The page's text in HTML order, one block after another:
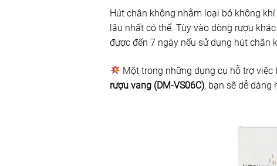
Hút chân không nhằm loại bỏ không
lâu nhất có thể. Tùy vào dòng rượu
được đến 7 ngày nếu sử dụng hút chân
Một trong những dụng cụ hỗ trợ
rượu vang (DM-VS06C), bạn sẽ dễ dàng